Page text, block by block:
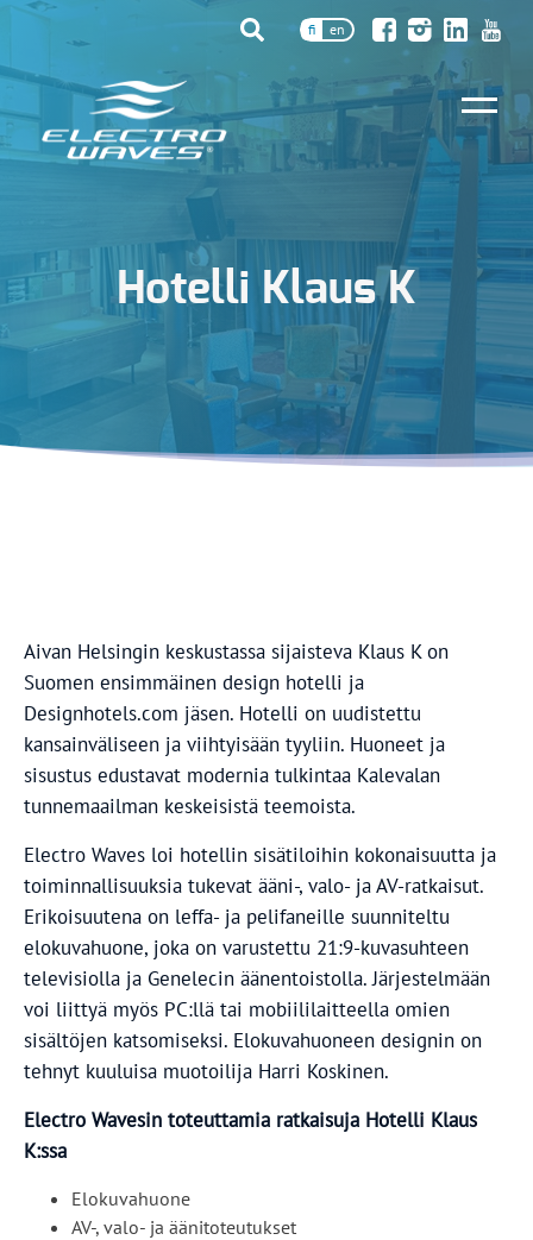
fi en
Hotelli Klaus K
Aivan Helsingin keskustassa sijaisteva Klaus K on
Suomen ensimmäinen design hotelli ja
Designhotels.com jäsen. Hotelli on uudistettu
kansainväliseen ja viihtyisään tyyliin. Huoneet ja
sisustus edustavat modernia tulkintaa Kalevalan
tunnemaailman keskeisistä teemoista.
Electro Waves loi hotellin sisätiloihin kokonaisuutta ja
toiminnallisuuksia tukevat ääni-, valo- ja AV-ratkaisut.
Erikoisuutena on leffa- ja pelifaneille suunniteltu
elokuvahuone, joka on varustettu 21:9-kuvasuhteen
televisiolla ja Genelecin äänentoistolla. Järjestelmään
voi liittyä myös PC:llä tai mobiililaitteella omien
sisältöjen katsomiseksi. Elokuvahuoneen designin on
tehnyt kuuluisa muotoilija Harri Koskinen.
Electro Wavesin toteuttamia ratkaisuja Hotelli Klaus
K:ssa
Elokuvahuone
AV-, valo- ja äänitoteutukset